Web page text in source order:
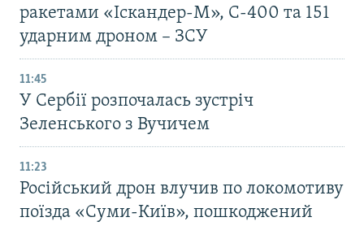
ракетами «Іскандер-М», С-400 та 151
ударним дроном – ЗСУ
11:45
У Сербії розпочалась зустріч
Зеленського з Вучичем
11:23
Російський дрон влучив по локомотиву
поїзда «Суми-Київ», пошкоджений